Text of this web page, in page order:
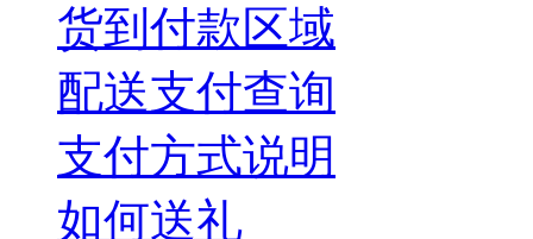
货到付款区域
配送支付查询
支付方式说明
如何送礼